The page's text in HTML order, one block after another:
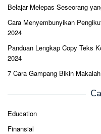
Belajar Melepas Seseorang
Cara Menyembunyikan
2024
Panduan Lengkap Copy Teks
2024
7 Cara Gampang Bikin
Education
Finansial